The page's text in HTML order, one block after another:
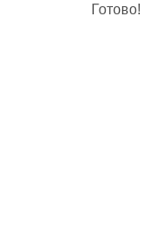
Готово!